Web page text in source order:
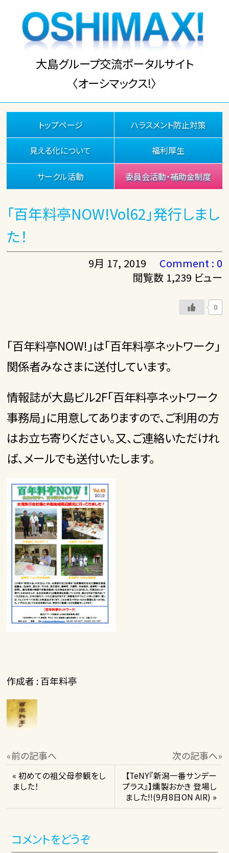
大島グループ交流ポータルサイト
〈オーシマックス!〉
トップページ ハラスメント防止対策
見える化について 福利厚生
サークル活動 委員会活動・補助金制度
「百年料亭NOW!Vol62」発行しまし
た！
9月 17, 2019
Comment : 0
閲覧数 1,239 ビュー
0
「百年料亭NOW!」は「百年料亭ネットワーク」
関係者みなさまに送付しています。
情報誌が大島ビル2F「百年料亭ネットワーク
事務局」に用意してありますので、ご利用の方
はお立ち寄りください。又、ご連絡いただけれ
ば、メールでも送付いたします。
作成者 : 百年料亭
«前の記事へ 次の記事へ»
« 初めての祖父母参観をし
ました！
【TeNY『新潟一番サンデー
プラス』】燻製おかき 登場し
ました!!(9月8日ON AIR) »
コメントをどうぞ